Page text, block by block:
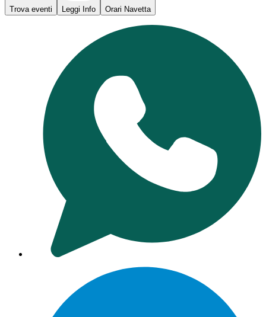
Trova eventi Leggi Info Orari Navetta